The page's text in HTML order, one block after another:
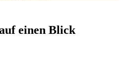
einen Blick